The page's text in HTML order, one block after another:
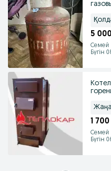
5
Семей
Бүгін
Жаңа
1
Семей
Бүгін